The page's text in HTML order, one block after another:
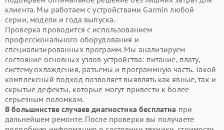
клиента. Мы работаем с устройствами Garmin любой
серии, модели и года выпуска.
Проверка проводится с использованием
профессионального оборудования и
специализированных программ. Мы анализируем
состояние основных узлов устройства: питание, плату,
систему охлаждения, разъемы и программную часть. Такой
комплексный подход позволяет выявлять как явные, так и
скрытые дефекты, которые могут привести к более
серьезным поломкам.
В большинстве случаев диагностика бесплатна при
дальнейшем ремонте. После проверки вы получаете